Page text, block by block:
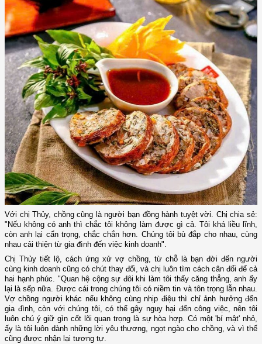
Với chị Thủy, chồng cũng là người bạn đồng hành tuyệt vời. Chị chia sẻ:
"Nếu không có anh thì chắc tôi không làm được gì cả. Tôi khá liều lĩnh,
còn anh lại cẩn trọng, chắc chắn hơn. Chúng tôi bù đắp cho nhau, cùng
nhau cải thiện từ gia đình đến việc kinh doanh".
Chị Thủy tiết lộ, cách ứng xử vợ chồng, từ chỗ là bạn đời đến người
cùng kinh doanh cũng có chút thay đổi, và chị luôn tìm cách cân đối để cả
hai hạnh phúc. "Quan hệ cộng sự đôi khi làm tôi thấy căng thẳng, anh ấy
lại là sếp nữa. Được cái trong chúng tôi có niềm tin và tôn trọng lẫn nhau.
Vợ chồng người khác nếu không cùng nhịp điệu thì chỉ ảnh hưởng đến
gia đình, còn với chúng tôi, có thể gây nguy hại đến công việc, nên tôi
luôn chú ý giữ gìn cốt lõi quan trọng là sự hòa hợp. Có một 'bí mật' nhỏ,
ấy là tôi luôn dành những lời yêu thương, ngọt ngào cho chồng, và vì thế
cũng được nhận lại tương tự.